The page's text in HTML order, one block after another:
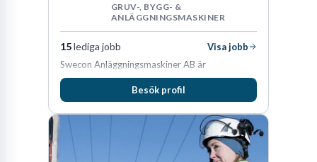
GRUV-, BYGG- &
ANLÄGGNINGSMASKINER
15lediga jobb
Visa jobb
Swecon Anläggningsmaskiner AB är
återförsäljare av Volvo Construction Equipment
i Sverige, Estland, Lettland, Litauen samt delar
av Tyskland.
Besök profil